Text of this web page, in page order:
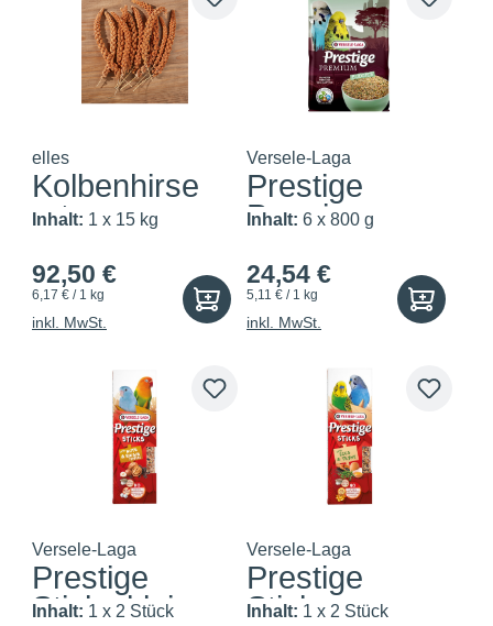
elles
Kolbenhirse
rot
Inhalt: 1 x 15 kg
92,50 €
6,17 € / 1 kg
inkl. MwSt.
Versele-Laga
Prestige
Premium
Inhalt: 6 x 800 g
24,54 €
5,11 € / 1 kg
inkl. MwSt.
Versele-Laga
Prestige
Sticks kleine
Inhalt: 1 x 2 Stück
Versele-Laga
Prestige
Sticks
Inhalt: 1 x 2 Stück